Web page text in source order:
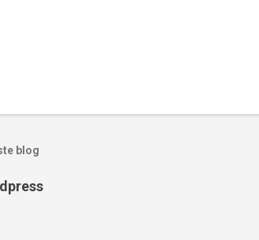
blog